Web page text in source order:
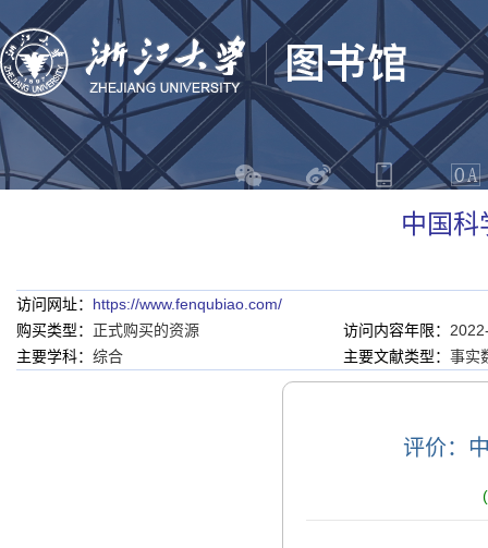
中国科
访问网址： https://www.fenqubiao.com/
购买类型： 正式购买的资源 访问内容年限：
主要学科： 综合 主要文献类型： 事实
评价：